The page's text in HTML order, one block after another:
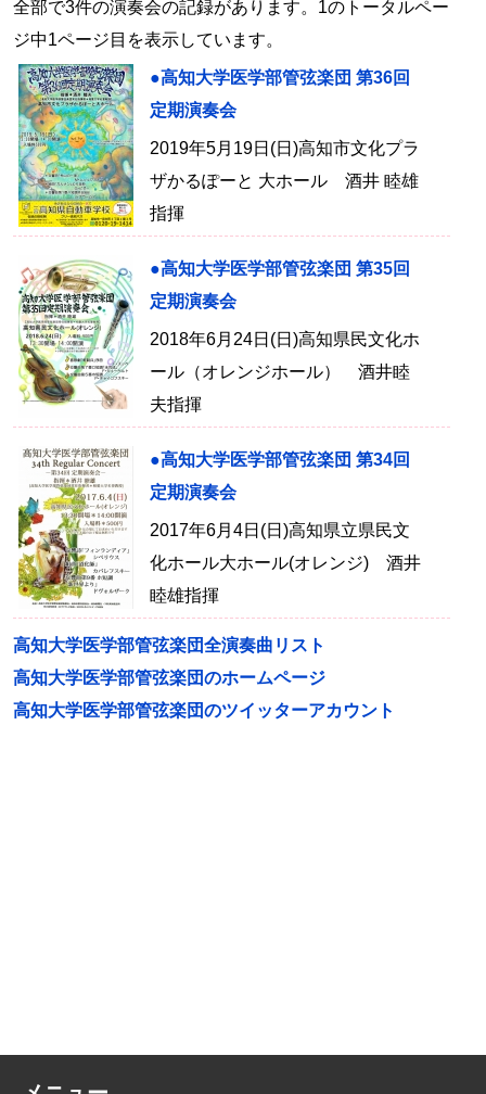
全部で3件の演奏会の記録があります。1のトータルペー
ジ中1ページ目を表示しています。
●高知大学医学部管弦楽団 第36回
定期演奏会
2019年5月19日(日)高知市文化プラ
ザかるぽーと 大ホール 酒井 睦雄
指揮
●高知大学医学部管弦楽団 第35回
定期演奏会
2018年6月24日(日)高知県民文化ホ
ール（オレンジホール） 酒井睦
夫指揮
●高知大学医学部管弦楽団 第34回
定期演奏会
2017年6月4日(日)高知県立県民文
化ホール大ホール(オレンジ) 酒井
睦雄指揮
高知大学医学部管弦楽団全演奏曲リスト
高知大学医学部管弦楽団のホームページ
高知大学医学部管弦楽団のツイッターアカウント